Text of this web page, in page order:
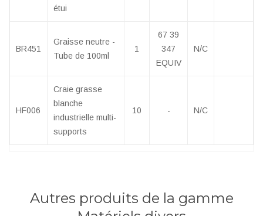
étui
BR451
Graisse neutre -
Tube de 100ml
1
67 39
347
EQUIV
N/C
HF006
Craie grasse
blanche
industrielle multi-
supports
10 - N/C
Autres produits de la gamme